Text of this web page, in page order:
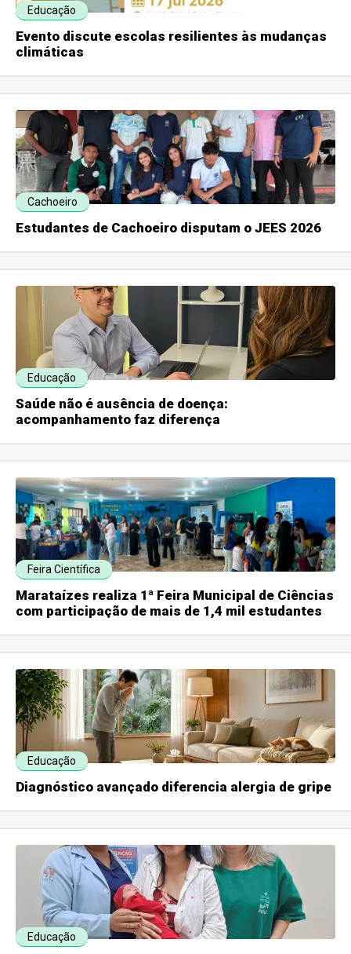
Educação
Evento discute escolas resilientes às mudanças
climáticas
Cachoeiro
Estudantes de Cachoeiro disputam o JEES 2026
Educação
Saúde não é ausência de doença:
acompanhamento faz diferença
Feira Científica
Marataízes realiza 1ª Feira Municipal de Ciências
com participação de mais de 1,4 mil estudantes
Educação
Diagnóstico avançado diferencia alergia de gripe
Educação